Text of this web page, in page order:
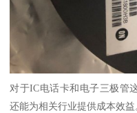
对于IC电话卡和电子三极管
还能为相关行业提供成本效益